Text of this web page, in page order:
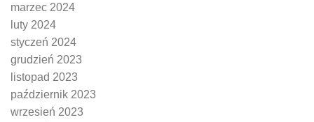
marzec 2024
luty 2024
styczeń 2024
grudzień 2023
listopad 2023
październik 2023
wrzesień 2023